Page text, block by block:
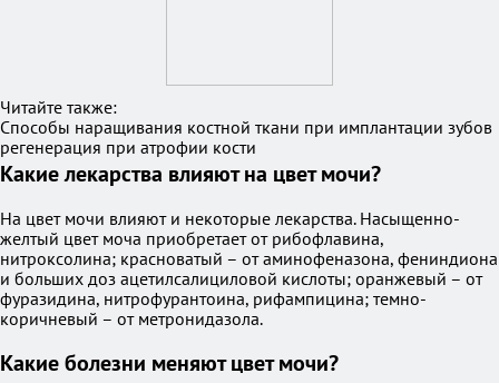
Читайте также:
Способы наращивания костной ткани при имплантации зубов
регенерация при атрофии кости
Какие лекарства влияют на цвет мочи?
На цвет мочи влияют и некоторые лекарства. Насыщенно-
желтый цвет моча приобретает от рибофлавина,
нитроксолина; красноватый – от аминофеназона, фениндиона
и больших доз ацетилсалициловой кислоты; оранжевый – от
фуразидина, нитрофурантоина, рифампицина; темно-
коричневый – от метронидазола.
Какие болезни меняют цвет мочи?